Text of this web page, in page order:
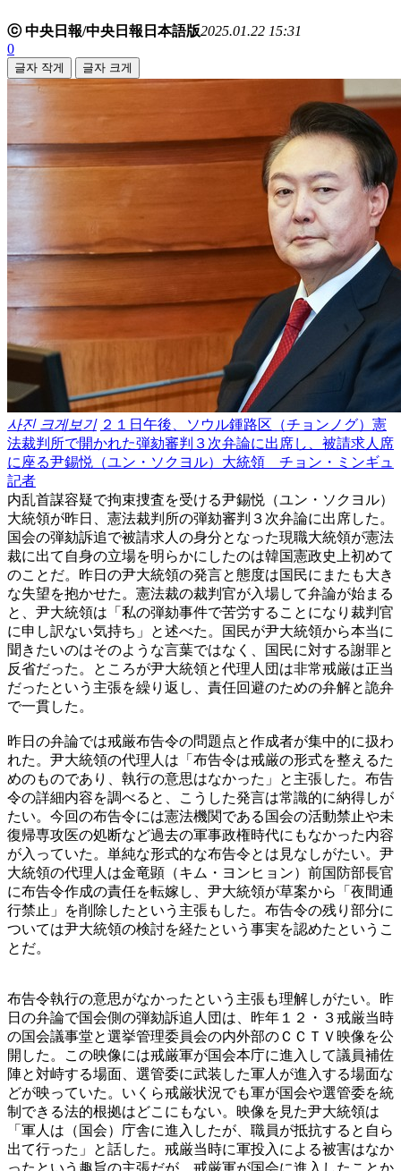
ⓒ 中央日報/中央日報日本語版2025.01.22 15:31
0
글자 작게 글자 크게
사진 크게보기 ２１日午後、ソウル鍾路区（チョンノグ）憲
法裁判所で開かれた弾劾審判３次弁論に出席し、被請求人席
に座る尹錫悦（ユン・ソクヨル）大統領 チョン・ミンギュ
記者
内乱首謀容疑で拘束捜査を受ける尹錫悦（ユン・ソクヨル）
大統領が昨日、憲法裁判所の弾劾審判３次弁論に出席した。
国会の弾劾訴追で被請求人の身分となった現職大統領が憲法
裁に出て自身の立場を明らかにしたのは韓国憲政史上初めて
のことだ。昨日の尹大統領の発言と態度は国民にまたも大き
な失望を抱かせた。憲法裁の裁判官が入場して弁論が始まる
と、尹大統領は「私の弾劾事件で苦労することになり裁判官
に申し訳ない気持ち」と述べた。国民が尹大統領から本当に
聞きたいのはそのような言葉ではなく、国民に対する謝罪と
反省だった。ところが尹大統領と代理人団は非常戒厳は正当
だったという主張を繰り返し、責任回避のための弁解と詭弁
で一貫した。
昨日の弁論では戒厳布告令の問題点と作成者が集中的に扱わ
れた。尹大統領の代理人は「布告令は戒厳の形式を整えるた
めのものであり、執行の意思はなかった」と主張した。布告
令の詳細内容を調べると、こうした発言は常識的に納得しが
たい。今回の布告令には憲法機関である国会の活動禁止や未
復帰専攻医の処断など過去の軍事政権時代にもなかった内容
が入っていた。単純な形式的な布告令とは見なしがたい。尹
大統領の代理人は金竜顕（キム・ヨンヒョン）前国防部長官
に布告令作成の責任を転嫁し、尹大統領が草案から「夜間通
行禁止」を削除したという主張もした。布告令の残り部分に
ついては尹大統領の検討を経たという事実を認めたというこ
とだ。
布告令執行の意思がなかったという主張も理解しがたい。昨
日の弁論で国会側の弾劾訴追人団は、昨年１２・３戒厳当時
の国会議事堂と選挙管理委員会の内外部のＣＣＴＶ映像を公
開した。この映像には戒厳軍が国会本庁に進入して議員補佐
陣と対峙する場面、選管委に武装した軍人が進入する場面な
どが映っていた。いくら戒厳状況でも軍が国会や選管委を統
制できる法的根拠はどこにもない。映像を見た尹大統領は
「軍人は（国会）庁舎に進入したが、職員が抵抗すると自ら
出て行った」と話した。戒厳当時に軍投入による被害はなか